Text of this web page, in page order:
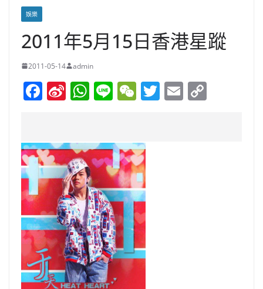
娛樂
2011年5月15日香港星蹤
2011-05-14 admin
F
e
b
o
o
k
Si
W
ei
b
o
W
s
A
p
p
Li W
h
at
T E